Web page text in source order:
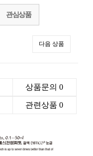
관심상품
다음 상품
상품문의0
관련상품0